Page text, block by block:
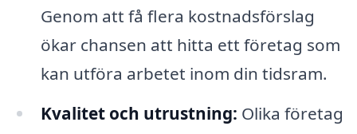
Genom att få flera kostnadsförslag
ökar chansen att hitta ett företag som
kan utföra arbetet inom din tidsram.
Kvalitet och utrustning: Olika företag